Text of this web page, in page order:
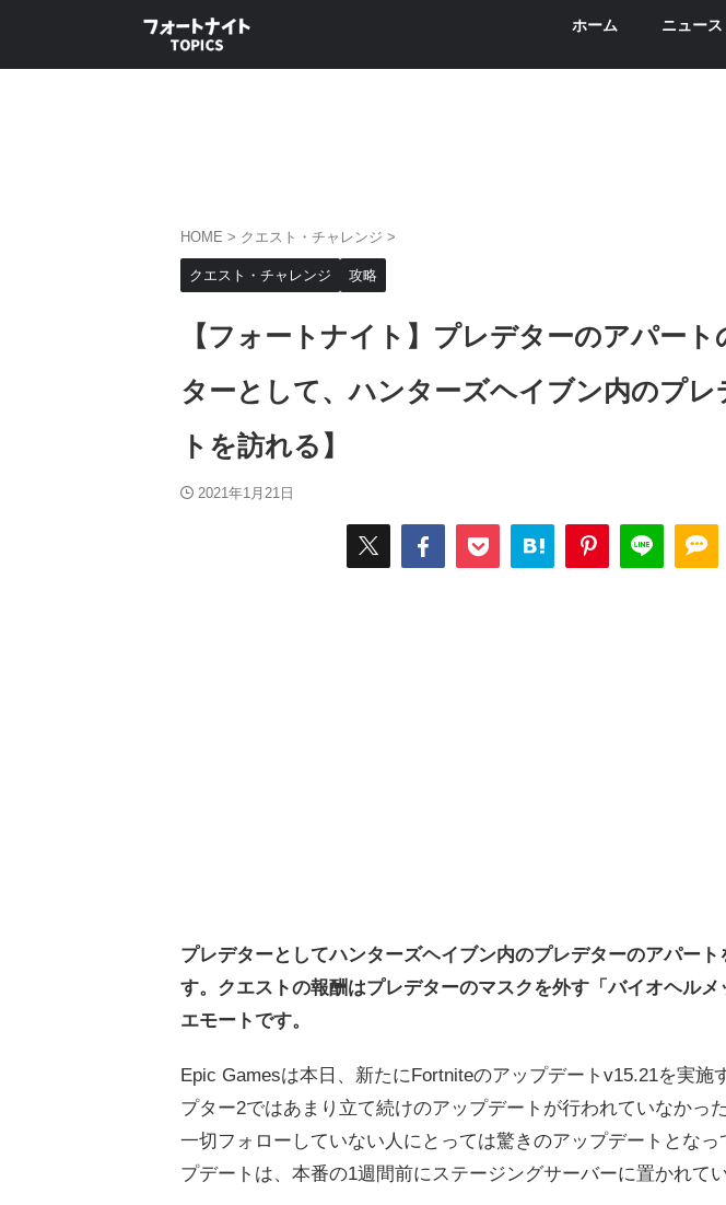
ホーム ニュース
HOME > クエスト・チャレンジ >
クエスト・チャレンジ 攻略
【フォートナイト】プレデターのアパー
ターとして、ハンターズヘイブン内のプレ
トを訪れる】
2021年1月21日
プレデターとしてハンターズヘイブン内のプレデターのアパート
す。クエストの報酬はプレデターのマスクを外す「バイオヘル
エモートです。
Epic Gamesは本日、新たにFortniteのアップデートv15.21を実施
プター2ではあまり立て続けのアップデートが行われていなかっ
一切フォローしていない人にとっては驚きのアップデートとなっ
プデートは、本番の1週間前にステージングサーバーに置かれてい